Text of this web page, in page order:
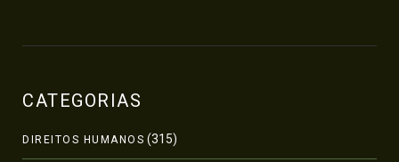
CATEGORIAS
DIREITOS HUMANOS (315)